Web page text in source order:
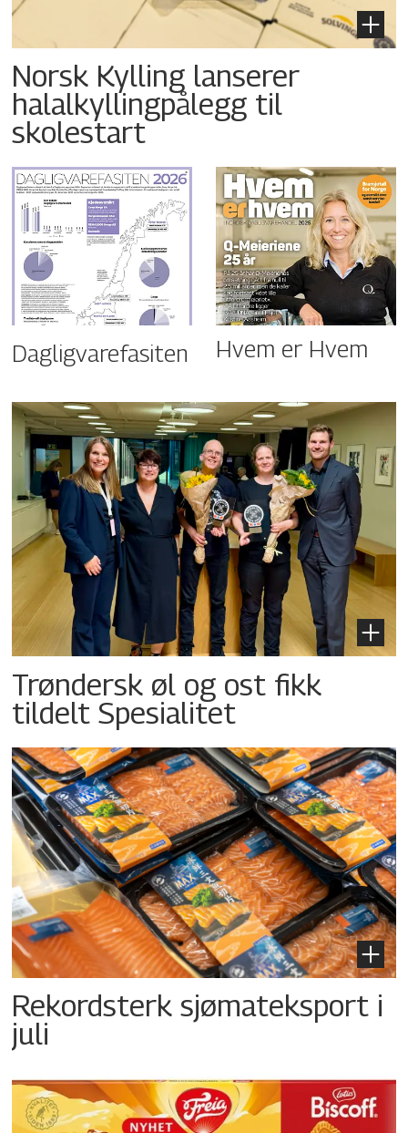
Norsk Kylling lanserer
halalkyllingpålegg til
skolestart
Dagligvarefasiten Hvem er Hvem
Trøndersk øl og ost fikk
tildelt Spesialitet
Rekordsterk sjømateksport i
juli